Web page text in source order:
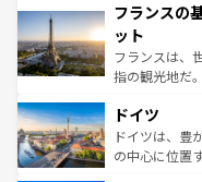
ませてくれる
なお、新着の
しい。
文化が根付く
れる闘牛、そ
る。首都マド
アートに溢れ
せる。地方に
ンテンツ一覧
フランスの
ット
フランスは、
指の観光地だ
で、幅広い魅
聖堂、美しい
から魅了する
ドイツ
ドイツは、豊
の中心に位置